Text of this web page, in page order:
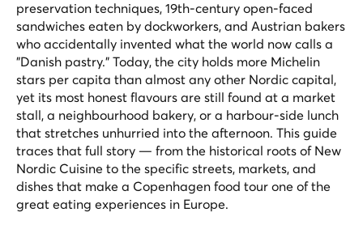
preservation techniques, 19th-century open-faced
sandwiches eaten by dockworkers, and Austrian bakers
who accidentally invented what the world now calls a
"Danish pastry." Today, the city holds more Michelin
stars per capita than almost any other Nordic capital,
yet its most honest flavours are still found at a market
stall, a neighbourhood bakery, or a harbour-side lunch
that stretches unhurried into the afternoon. This guide
traces that full story — from the historical roots of New
Nordic Cuisine to the specific streets, markets, and
dishes that make a Copenhagen food tour one of the
great eating experiences in Europe.